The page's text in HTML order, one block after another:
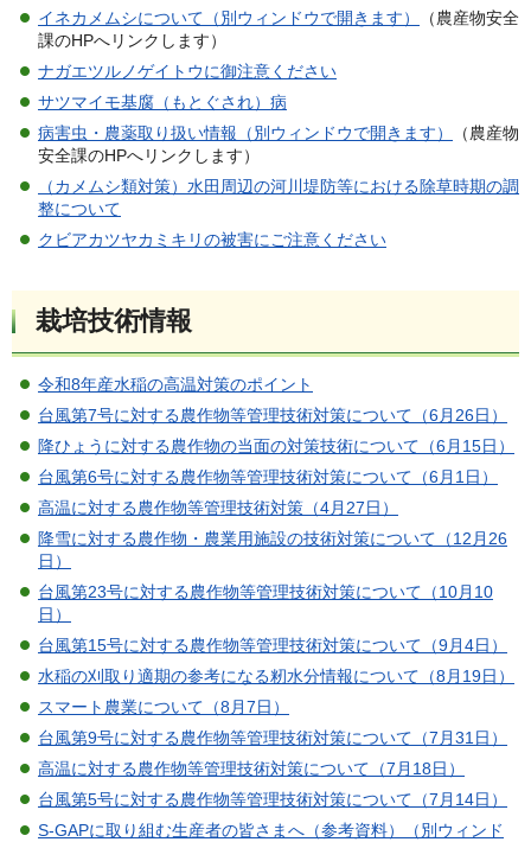
イネカメムシについて（別ウィンドウで開きます）
（農産物安全
課のHPへリンクします）
ナガエツルノゲイトウに御注意ください
サツマイモ基腐（もとぐされ）病
病害虫・農薬取り扱い情報（別ウィンドウで開きます）
（農産物
安全課のHPへリンクします）
（カメムシ類対策）水田周辺の河川堤防等における除草時期の調
整について
クビアカツヤカミキリの被害にご注意ください
栽培技術情報
令和8年産水稲の高温対策のポイント
台風第7号に対する農作物等管理技術対策について（6月26日）
降ひょうに対する農作物の当面の対策技術について（6月15日）
台風第6号に対する農作物等管理技術対策について（6月1日）
高温に対する農作物等管理技術対策（4月27日）
降雪に対する農作物・農業用施設の技術対策について（12月26
日）
台風第23号に対する農作物等管理技術対策について（10月10
日）
台風第15号に対する農作物等管理技術対策について（9月4日）
水稲の刈取り適期の参考になる籾水分情報について（8月19日）
スマート農業について（8月7日）
台風第9号に対する農作物等管理技術対策について（7月31日）
高温に対する農作物等管理技術対策について（7月18日）
台風第5号に対する農作物等管理技術対策について（7月14日）
S-GAPに取り組む生産者の皆さまへ（参考資料）（別ウィンド